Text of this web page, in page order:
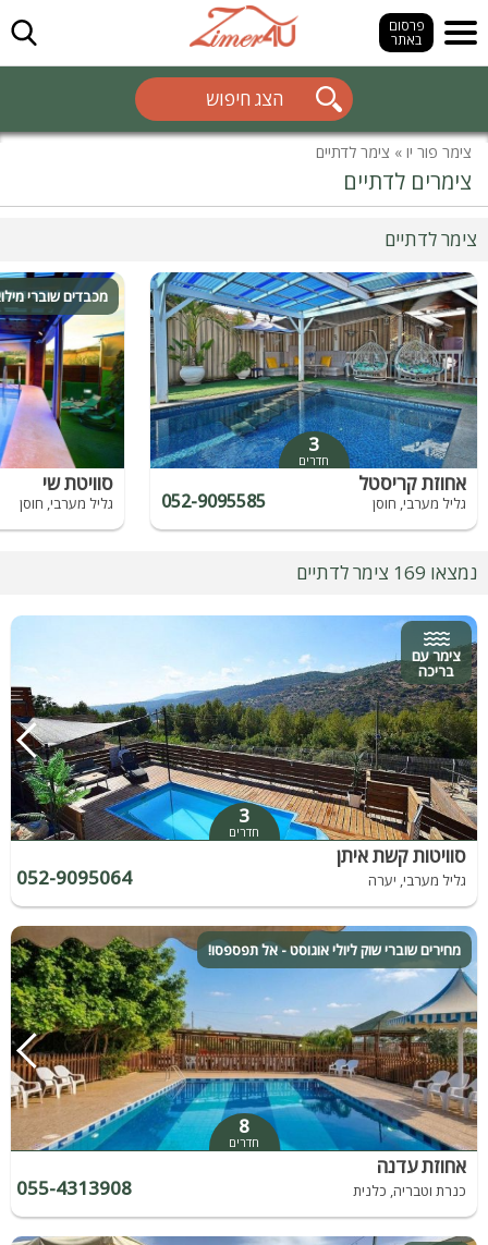
פרסום
באתר
הצג חיפוש
חפש
צימר פור יו » צימר לדתיים
צימרים לדתיים
צימר לדתיים
3
חדרים
אחוזת קריסטל
גליל מערבי, חוסן 052-9095585
מכבדים שוברי
סוויטת שי
גליל מערבי, חוסן
נמצאו 169 צימר לדתיים
צימר עם
בריכה
3
חדרים
סוויטות קשת איתן
גליל מערבי, יערה 052-9095064
מחירים שוברי שוק ליולי אוגוסט - אל תפספסו!
8
חדרים
אחוזת עדנה
כנרת וטבריה, כלנית 055-4313908